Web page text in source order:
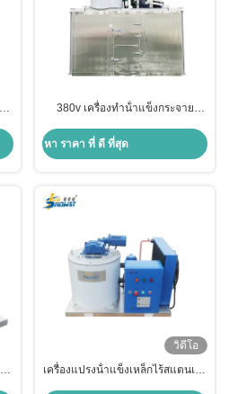
380v เครื่องทําน้ําแข็งกระจาย
หา ราคา ที่ ดี ที่สุด
วิดีโอ
เครื่องแปรงน้ําแข็งเหล็กไร้สแตนเลส